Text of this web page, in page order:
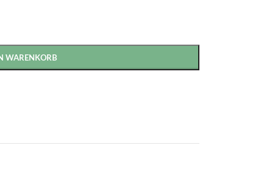
WARENKORB